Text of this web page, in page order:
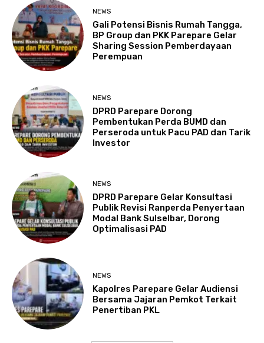
NEWS
Gali Potensi Bisnis Rumah Tangga,
BP Group dan PKK Parepare Gelar
Sharing Session Pemberdayaan
Perempuan
NEWS
DPRD Parepare Dorong
Pembentukan Perda BUMD dan
Perseroda untuk Pacu PAD dan Tarik
Investor
NEWS
DPRD Parepare Gelar Konsultasi
Publik Revisi Ranperda Penyertaan
Modal Bank Sulselbar, Dorong
Optimalisasi PAD
NEWS
Kapolres Parepare Gelar Audiensi
Bersama Jajaran Pemkot Terkait
Penertiban PKL